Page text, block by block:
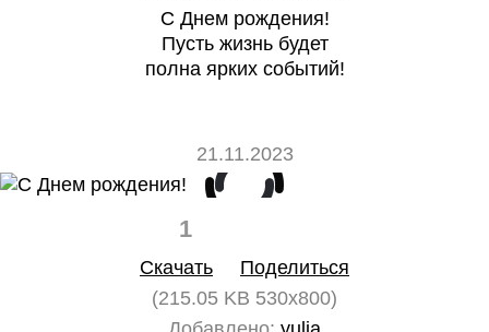
С Днем рождения!
Пусть жизнь будет
полна ярких событий!
21.11.2023
1
Скачать
Поделиться
(215.05 KB 530x800)